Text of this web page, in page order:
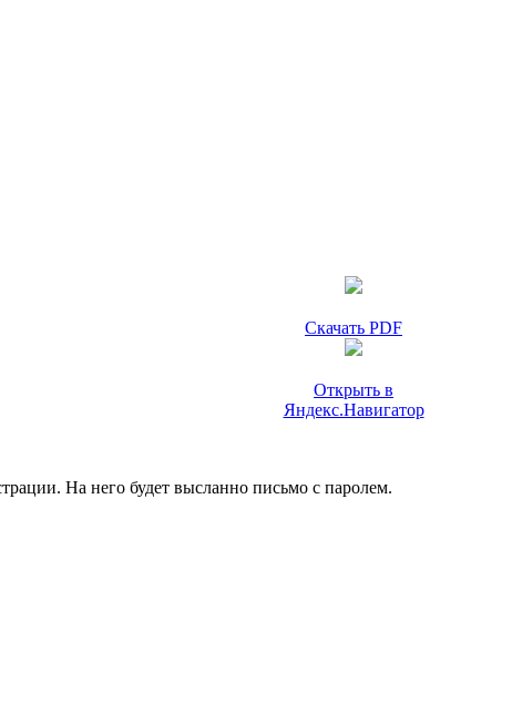
Скачать PDF
Открыть в
Яндекс.Навигатор
На него будет высланно письмо с паролем.